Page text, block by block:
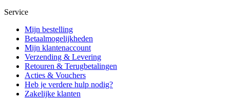
Service
Mijn bestelling
Betaalmogelijkheden
Mijn klantenaccount
Verzending & Levering
Retouren & Terugbetalingen
Acties & Vouchers
Heb je verdere hulp nodig?
Zakelijke klanten